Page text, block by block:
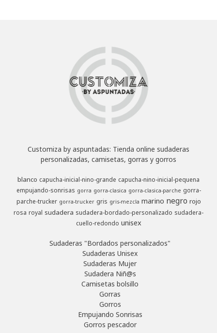
Customiza by aspuntadas: Tienda online sudaderas
personalizadas, camisetas, gorras y gorros
blanco capucha-inicial-nino-grande capucha-nino-inicial-pequena
empujando-sonrisas gorra gorra-clasica gorra-clasica-parche gorra-
parche-trucker gorra-trucker gris gris-mezcla marino negro rojo
rosa royal sudadera sudadera-bordado-personalizado sudadera-
cuello-redondo unisex
Sudaderas "Bordados personalizados"
Sudaderas Unisex
Sudaderas Mujer
Sudadera Niñ@s
Camisetas bolsillo
Gorras
Gorros
Empujando Sonrisas
Gorros pescador